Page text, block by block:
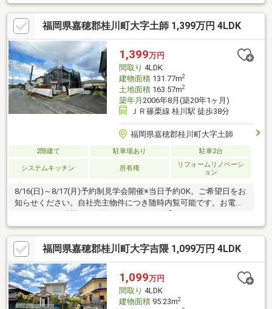
福岡県嘉穂郡桂川町大字土師 1,399万円 4LDK
1,399万円
間取り 4LDK
建物面積131.77m2
土地面積163.57m2
築年月 2006年8月(築20年1ヶ月)
ＪＲ篠栗線 桂川駅 徒歩38分
福岡県嘉穂郡桂川町大字土師
2階建て 駐車場あり 駐車2台
システムキッチン 所有権
リフォームリノベーシ
ョン
8/16(日)～8/17(月)予約制見学会開催※当日予約OK。ご希望日をお
知らせください。自社売主物件につき随時内覧可能です。お電話
かメールでご希望日をお知らせください。【おすすめポイン
ト】・本物件は条件により住宅ローン減税が適用されます。・雨
漏り、構造上主要な部分の欠陥や・腐食、給排水管の故障や漏水
についてお引渡しより２年間保証。・シロアリ防除工事施工後5年
間保証。・新品の照明器具設置予定なので入居後にすぐに生活が
始められます。・お客様に合わせたローンの組み方や金融機関を
ご提案。住宅ローンが初めての方でもお気軽にご相談ください。
福岡県嘉穂郡桂川町大字吉隈 1,099万円 4LDK
1,099万円
間取り 4LDK
建物面積95.23m2